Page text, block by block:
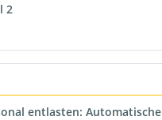
2
entlasten: Automatische